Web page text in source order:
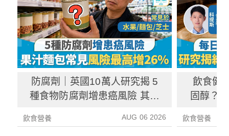
防腐劑｜英國10萬人研究揭 5
種食物防腐劑增患癌風險 其中
飲食營養 AUG 06 2026
飲食健
固醇？
飲食營養